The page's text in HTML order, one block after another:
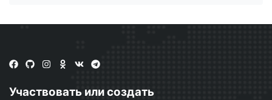
Участвовать или создать